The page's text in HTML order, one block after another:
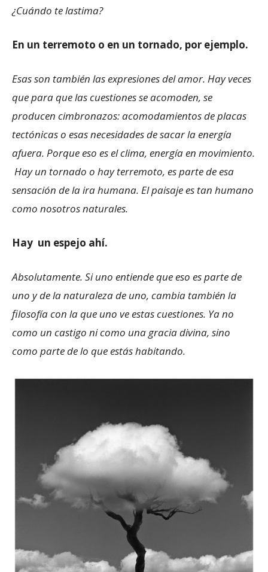
¿Cuándo te lastima?
En un terremoto o en un tornado, por ejemplo.
Esas son también las expresiones del amor. Hay veces
que para que las cuestiones se acomoden, se
producen cimbronazos: acomodamientos de placas
tectónicas o esas necesidades de sacar la energía
afuera. Porque eso es el clima, energía en movimiento.
Hay un tornado o hay terremoto, es parte de esa
sensación de la ira humana. El paisaje es tan humano
como nosotros naturales.
Hay un espejo ahí.
Absolutamente. Si uno entiende que eso es parte de
uno y de la naturaleza de uno, cambia también la
filosofía con la que uno ve estas cuestiones. Ya no
como un castigo ni como una gracia divina, sino
como parte de lo que estás habitando.